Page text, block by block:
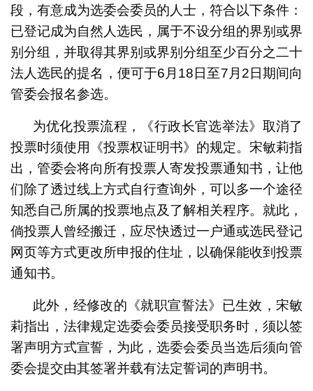
段，有意成为选委会委员的人士，符合以下条件：
已登记成为自然人选民，属于不设分组的界别或界
别分组，并取得其界别或界别分组至少百分之二十
法人选民的提名，便可于6月18日至7月2日期间向
管委会报名参选。
为优化投票流程，《行政长官选举法》取消了
投票时须使用《投票权证明书》的规定。宋敏莉指
出，管委会将向所有投票人寄发投票通知书，让他
们除了透过线上方式自行查询外，可以多一个途径
知悉自己所属的投票地点及了解相关程序。就此，
倘投票人曾经搬迁，应尽快透过一户通或选民登记
网页等方式更改所申报的住址，以确保能收到投票
通知书。
此外，经修改的《就职宣誓法》已生效，宋敏
莉指出，法律规定选委会委员接受职务时，须以签
署声明方式宣誓，为此，选委会委员当选后须向管
委会提交由其签署并载有法定誓词的声明书。